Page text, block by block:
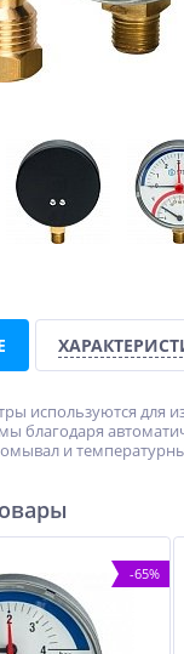
используются для
благодаря
и
-65%